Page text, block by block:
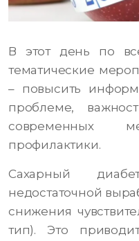
В этот день по
тематические
– повысить
проблеме,
современных
профилактики.
Сахарный
недостаточной
снижения
тип). Это